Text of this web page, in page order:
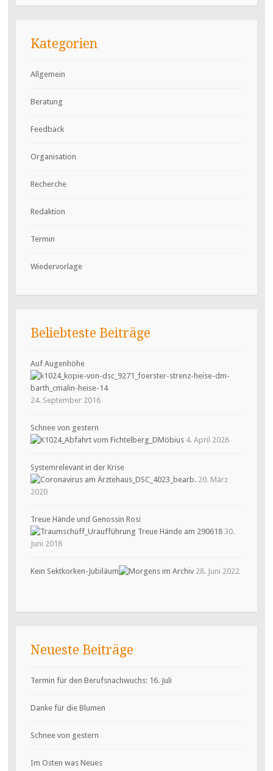
Kategorien
Allgemein
Beratung
Feedback
Organisation
Recherche
Redaktion
Termin
Wiedervorlage
Beliebteste Beiträge
Auf Augenhöhe
24. September 2016
Schnee von gestern
4. April 2026
Systemrelevant in der Krise
20. März
2020
Treue Hände und Genossin Rosi
30.
Juni 2018
Kein Sektkorken-Jubiläum 28. Juni 2022
Neueste Beiträge
Termin für den Berufsnachwuchs: 16. Juli
Danke für die Blumen
Schnee von gestern
Im Osten was Neues